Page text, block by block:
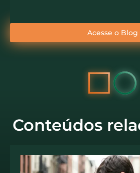
Acesse o Blog
Conteúdos